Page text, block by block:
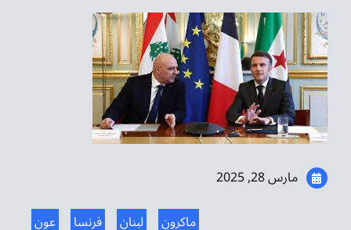
مارس 28, 2025
عون
فرنسا لبنان
ماكرون